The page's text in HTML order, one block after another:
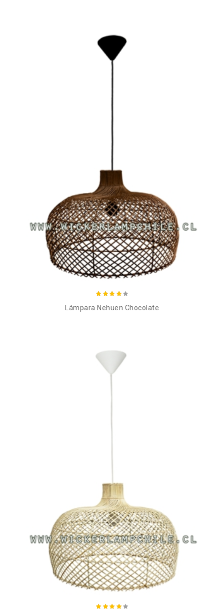
Añadir al carro
Lámpara Nehuen Chocolate
Añadir al carro